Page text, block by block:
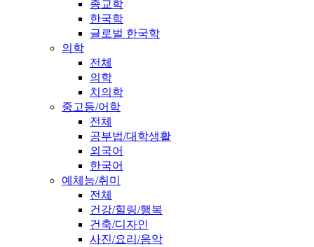
종교학
한국학
글로벌 한국학
의학
전체
의학
치의학
중고등/어학
전체
공부법/대학생활
외국어
한국어
예체능/취미
전체
건강/힐링/행복
건축/디자인
사진/요리/음악